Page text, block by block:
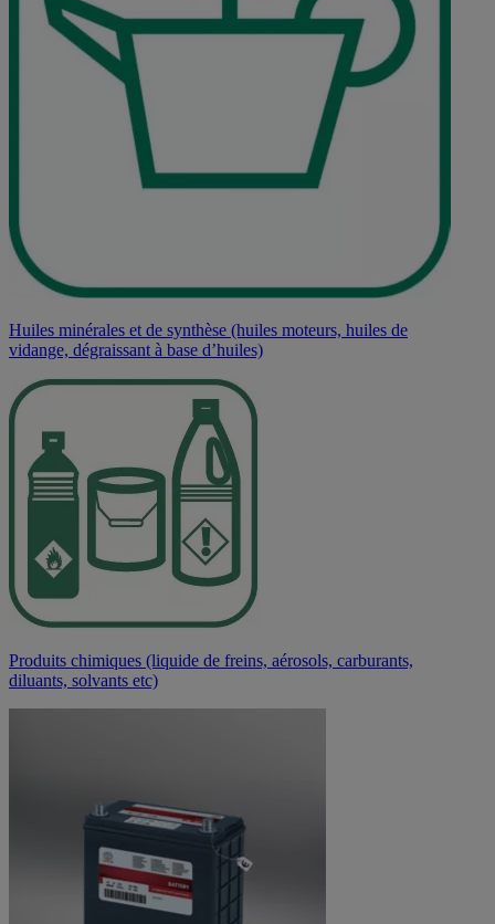
Huiles minérales et de synthèse (huiles moteurs, huiles de
vidange, dégraissant à base d’huiles)
Produits chimiques (liquide de freins, aérosols, carburants,
diluants, solvants etc)